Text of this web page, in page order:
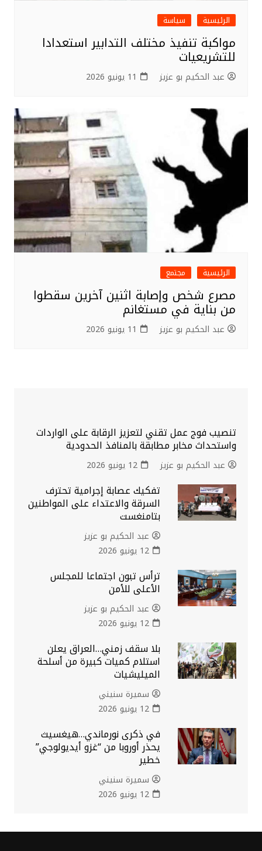
الرئيسية سياسة
مواكبة تنفيذ مختلف التدابير استعدادا
للتشريعيات
عبد الحكيم بو عزيز 11 يونيو 2026
الرئيسية مجتمع
مصرع شخص وإصابة اثنين آخرين سقطوا
من بناية في مستغانم
عبد الحكيم بو عزيز 11 يونيو 2026
تنصيب فوج عمل تقني لتعزيز الرقابة على الواردات
واستحداث مخابر مطابقة بالمنافذ الحدودية
عبد الحكيم بو عزيز 12 يونيو 2026
تفكيك عصابة إجرامية تحترف
السرقة والاعتداء على المواطنين
بتامنغست
عبد الحكيم بو عزيز
12 يونيو 2026
ترأس تبون اجتماعا للمجلس
الأعلى للأمن
عبد الحكيم بو عزيز
12 يونيو 2026
بلا سقف زمني…العراق يعلن
استلام كميات كبيرة من أسلحة
الميليشيات
سميرة سنيني
12 يونيو 2026
في ذكرى نورماندي…هيغسيث
يحذر أوروبا من “غزو أيديولوجي”
خطير
سميرة سنيني
12 يونيو 2026